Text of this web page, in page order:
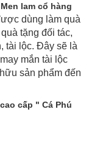
lam cổ hàng
dùng làm quà
tặng đối tác,
tài lộc. Đây sẽ là
mắn tài lộc
sản phẩm đến
cấp " Cá Phú